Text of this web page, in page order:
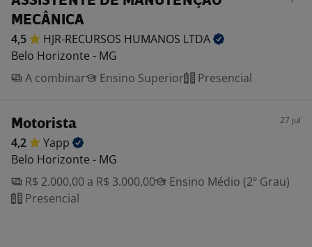
MECÂNICA
4,5 HJR-RECURSOS HUMANOS LTDA
Belo Horizonte - MG
A combinar
Ensino Superior Presencial
Motorista 27 jul
4,2
Yapp
Belo Horizonte - MG
R$ 2.000,00 a R$ 3.000,00
Ensino Médio (2º Grau)
Presencial